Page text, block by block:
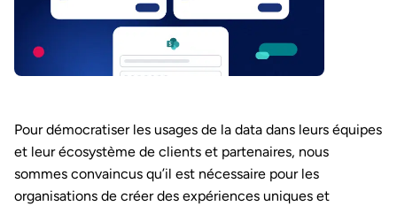
Pour démocratiser les usages de la data dans leurs équipes
et leur écosystème de clients et partenaires, nous
sommes convaincus qu’il est nécessaire pour les
organisations de créer des expériences uniques et